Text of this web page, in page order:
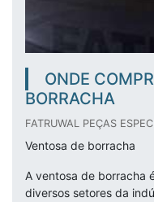
ONDE
BORRACHA
FATRUWAL PEÇAS
Ventosa de borracha
A ventosa de borracha
diversos setores da